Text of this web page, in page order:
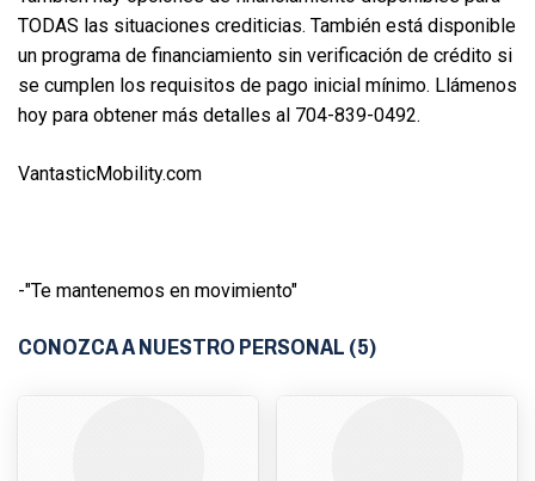
TODAS las situaciones crediticias. También está disponible
un programa de financiamiento sin verificación de crédito si
se cumplen los requisitos de pago inicial mínimo. Llámenos
hoy para obtener más detalles al 704-839-0492.
VantasticMobility.com
-"Te mantenemos en movimiento"
CONOZCA A NUESTRO PERSONAL (5)